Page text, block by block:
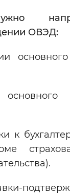
ОВЭД:
к